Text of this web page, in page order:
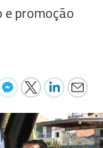
promoção